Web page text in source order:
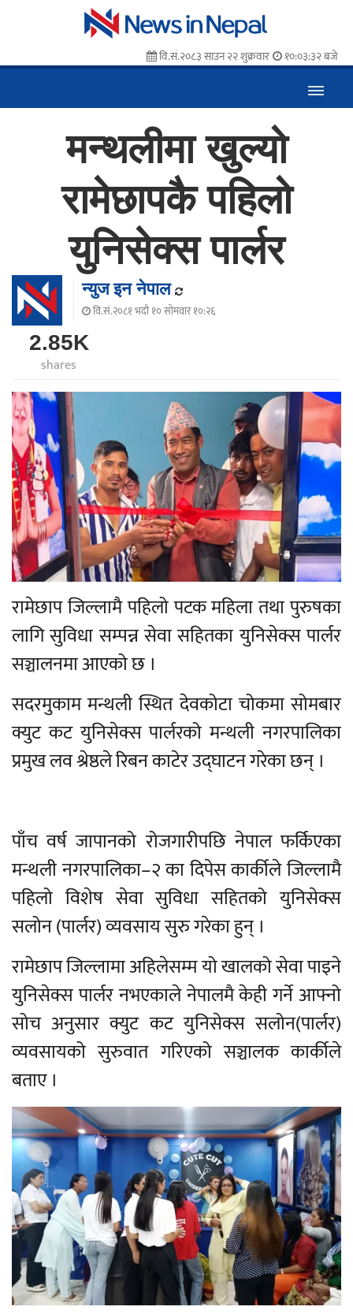
वि.सं.२०८३ साउन २२ शुक्रवार १०:०३:३३ बजे
मन्थलीमा खुल्यो
रामेछापकै पहिलो
युनिसेक्स पार्लर
न्युज इन नेपाल
वि.सं.२०८१ भदौ १० सोमवार १०:२६
2.85K
shares
रामेछाप जिल्लामै पहिलो पटक महिला तथा पुरुषका
लागि सुविधा सम्पन्न सेवा सहितका युनिसेक्स पार्लर
सञ्चालनमा आएको छ ।
सदरमुकाम मन्थली स्थित देवकोटा चोकमा सोमबार
क्युट कट युनिसेक्स पार्लरको मन्थली नगरपालिका
प्रमुख लव श्रेष्ठले रिबन काटेर उद्घाटन गरेका छन् ।
पाँच वर्ष जापानको रोजगारीपछि नेपाल फर्किएका
मन्थली नगरपालिका–२ का दिपेस कार्कीले जिल्लामै
पहिलो विशेष सेवा सुविधा सहितको युनिसेक्स
सलोन (पार्लर) व्यवसाय सुरु गरेका हुन् ।
रामेछाप जिल्लामा अहिलेसम्म यो खालको सेवा पाइने
युनिसेक्स पार्लर नभएकाले नेपालमै केही गर्ने आफ्नो
सोच अनुसार क्युट कट युनिसेक्स सलोन(पार्लर)
व्यवसायको सुरुवात गरिएको सञ्चालक कार्कीले
बताए ।